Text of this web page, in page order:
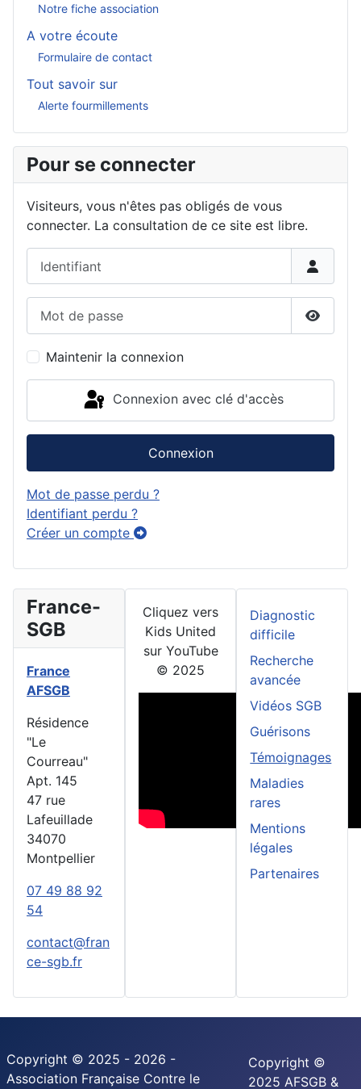
Notre fiche association
A votre écoute
Formulaire de contact
Tout savoir sur
Alerte fourmillements
Pour se connecter
Visiteurs, vous n'êtes pas obligés de vous
connecter. La consultation de ce site est libre.
Maintenir la connexion
Connexion avec clé d'accès
Connexion
Mot de passe perdu ?
Identifiant perdu ?
Créer un compte
France-
SGB
France
AFSGB
Résidence
"Le
Courreau"
Apt. 145
47 rue
Lafeuillade
34070
Montpellier
07 49 88 92
54
contact@fran
ce-sgb.fr
Cliquez vers
Kids United
sur YouTube
© 2025
Diagnostic
difficile
Recherche
avancée
Vidéos SGB
Guérisons
Témoignages
Maladies
rares
Mentions
légales
Partenaires
Copyright © 2025 - 2026 -
Association Française Contre le
Copyright ©
2025 AFSGB &